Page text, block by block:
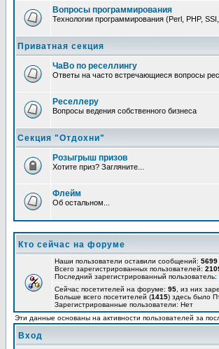
Вопросы программирования
Технологии программирования (Perl, PHP,
Приватная секция
ЧаВо по реселлингу
Ответы на часто встречающиеся вопросы
Реселлеру
Вопросы ведения собственного бизнеса
Секция "Отдохни"
Розыгрыш призов
Хотите приз? Загляните...
Флейм
Об остальном...
Кто сейчас на форуме
Наши пользователи оставили сообщений: 5699
Всего зарегистрированных пользователей:
Последний зарегистрированный пользователь:
Сейчас посетителей на форуме: 95 , из них
Больше всего посетителей (1415) здесь было
Зарегистрированные пользователи: Нет
Эти данные основаны на активности пользователей за
Вход